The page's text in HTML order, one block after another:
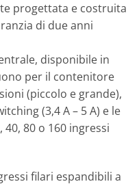
progettata e costruita
di due anni
disponibile in
per il contenitore
(piccolo e grande),
(3,4 A – 5 A) e le
80 o 160 ingressi
filari espandibili a